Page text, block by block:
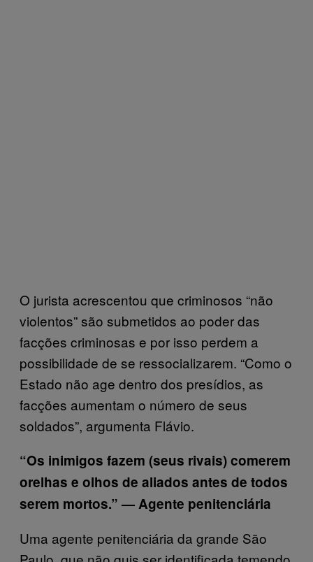
O jurista acrescentou que criminosos “não
violentos” são submetidos ao poder das
facções criminosas e por isso perdem a
possibilidade de se ressocializarem. “Como o
Estado não age dentro dos presídios, as
facções aumentam o número de seus
soldados”, argumenta Flávio.
“Os inimigos fazem (seus rivais) comerem
orelhas e olhos de aliados antes de todos
serem mortos.” — Agente penitenciária
Uma agente penitenciária da grande São